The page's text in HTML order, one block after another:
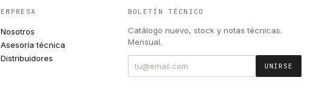
EMPRESA
Nosotros
Asesoría técnica
Distribuidores
BOLETÍN TÉCNICO
Catálogo nuevo, stock y notas técnicas.
Mensual.
UNIRSE